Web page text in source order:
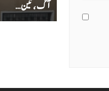
آگ ، تین…